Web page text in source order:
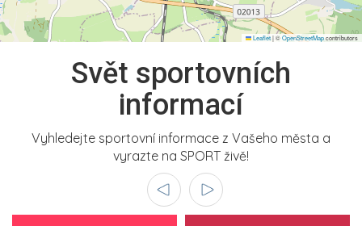
Leaflet|©OpenStreetMapcontributors
Svět sportovních
informací
Vyhledejte sportovní informace z Vašeho města a
vyrazte na SPORT živě!